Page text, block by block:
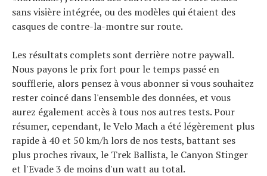
sans visière intégrée, ou des modèles qui étaient des
casques de contre-la-montre sur route.
Les résultats complets sont derrière notre paywall.
Nous payons le prix fort pour le temps passé en
soufflerie, alors pensez à vous abonner si vous souhaitez
rester coincé dans l'ensemble des données, et vous
aurez également accès à tous nos autres tests. Pour
résumer, cependant, le Velo Mach a été légèrement plus
rapide à 40 et 50 km/h lors de nos tests, battant ses
plus proches rivaux, le Trek Ballista, le Canyon Stinger
et l'Evade 3 de moins d'un watt au total.